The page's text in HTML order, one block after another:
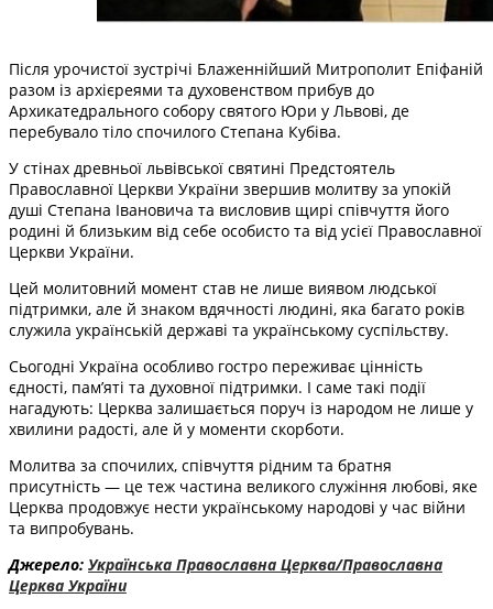
Після урочистої зустрічі Блаженнійший Митрополит Епіфаній
разом із архієреями та духовенством прибув до
Архикатедрального собору святого Юри у Львові, де
перебувало тіло спочилого Степана Кубіва.
У стінах древньої львівської святині Предстоятель
Православної Церкви України звершив молитву за упокій
душі Степана Івановича та висловив щирі співчуття його
родині й близьким від себе особисто та від усієї Православної
Церкви України.
Цей молитовний момент став не лише виявом людської
підтримки, але й знаком вдячності людині, яка багато років
служила українській державі та українському суспільству.
Сьогодні Україна особливо гостро переживає цінність
єдності, пам’яті та духовної підтримки. І саме такі події
нагадують: Церква залишається поруч із народом не лише у
хвилини радості, але й у моменти скорботи.
Молитва за спочилих, співчуття рідним та братня
присутність — це теж частина великого служіння любові, яке
Церква продовжує нести українському народові у час війни
та випробувань.
Джерело: Українська Православна Церква/Православна
Церква України